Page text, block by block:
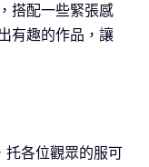
搭配一些緊張感
有趣的作品，讓
托各位觀眾的服可